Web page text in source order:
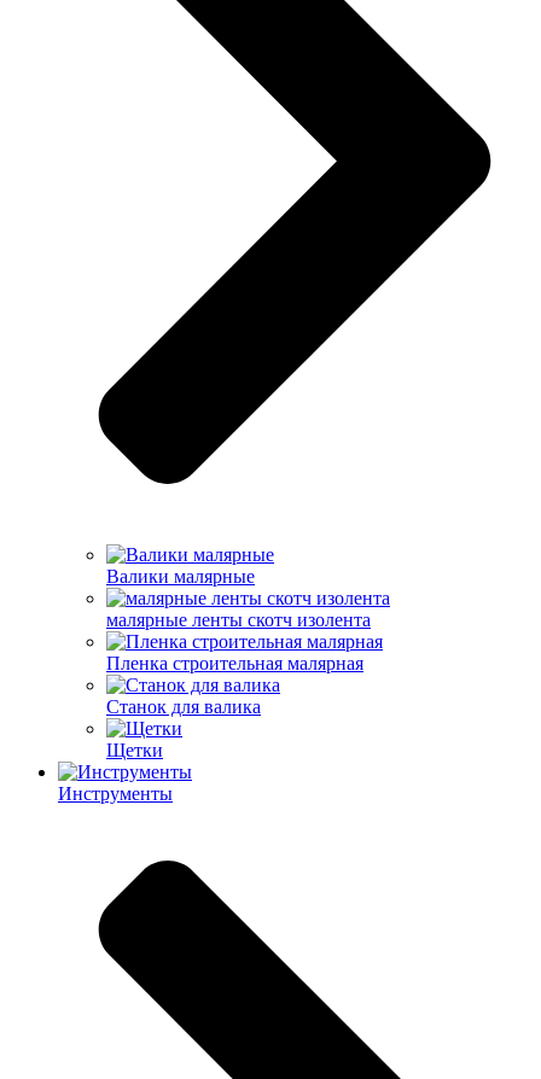
Валики малярные
малярные ленты скотч изолента
Пленка строительная малярная
Станок для валика
Щетки
Инструменты